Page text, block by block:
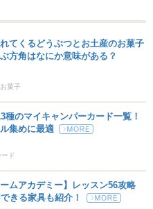
てくるどうぶつとお土産のお菓子
方角はなにか意味がある？
お菓子
種のマイキャンパーカード一覧！
集めに最適
ド
ームアカデミー】レッスン56攻略
できる家具も紹介！